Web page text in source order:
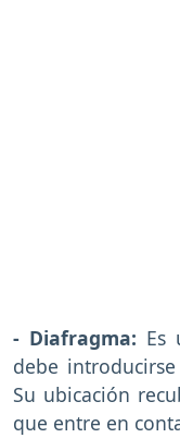
- Diafragma: Es
debe
Su ubicación
que entre en